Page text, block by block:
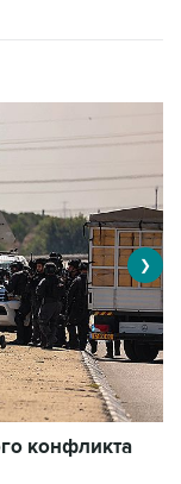
конфликта
❯